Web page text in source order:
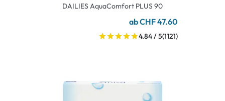
DAILIES AquaComfort PLUS 90
ab CHF 47.60
4.84 / 5(1121)